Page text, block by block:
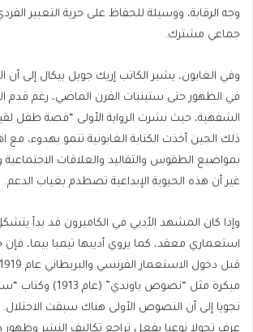
وجه الرقابة، ووسيلة للحفاظ على حرية التعبير
جماعي مشترك.
وفي الغابون، يشير الكاتب إريك جويل بيكال إلى أن
في الظهور حتى ستينيات القرن الماضي، رغم قدم
ذلك الحين أخذت الكتابة الغابونية تنمو بهدوء، مع
بمواضيع الطقوس والتقاليد والعلاقات
غير أن هذه الحيوية الإبداعية تصطدم بغياب الدعم.
وإذا كان المشهد الأدبي في الكاميرون قد بدأ
استعماري معقد، كما يروي أديبها تيمبا بيما، فإن
مبكرة مثل “نصوص
نجويا إلى أن النصوص الأولى هناك سبقت الاحتلال.
عرف تحولا نوعيا بفعل تراجع تكاليف النشر وظهور